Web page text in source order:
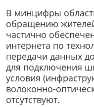
В минцифры
обращению
частично
интернета по
передачи данных
для подключения
условия
волоконно-
отсутствуют.